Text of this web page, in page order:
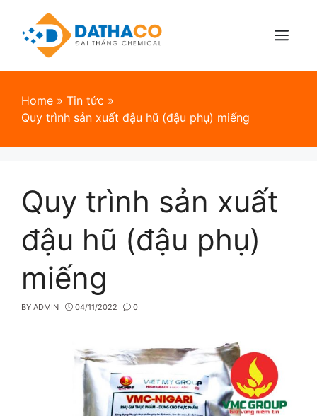
content
Menu
Home » Tin tức »
Quy trình sản xuất đậu hũ (đậu phụ) miếng
Quy trình sản xuất
đậu hũ (đậu phụ)
miếng
BY ADMIN 04/11/2022 0